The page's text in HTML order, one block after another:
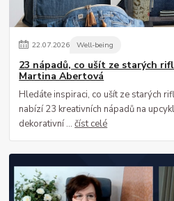
22.07.2026 Well-being
23 nápadů, co ušít ze starých
Martina Abertová
Hledáte inspiraci, co ušít ze starých
nabízí 23 kreativních nápadů na
dekorativní ...číst celé